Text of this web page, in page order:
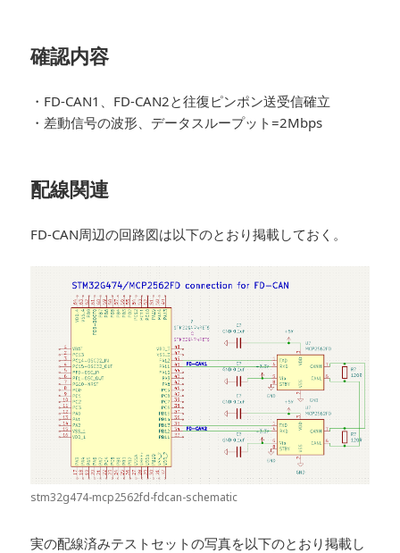
確認内容
・FD-CAN1、FD-CAN2と往復ピンポン送受信確立
・差動信号の波形、データスループット=2Mbps
配線関連
FD-CAN周辺の回路図は以下のとおり掲載しておく。
stm32g474-mcp2562fd-fdcan-schematic
実の配線済みテストセットの写真を以下のとおり掲載し